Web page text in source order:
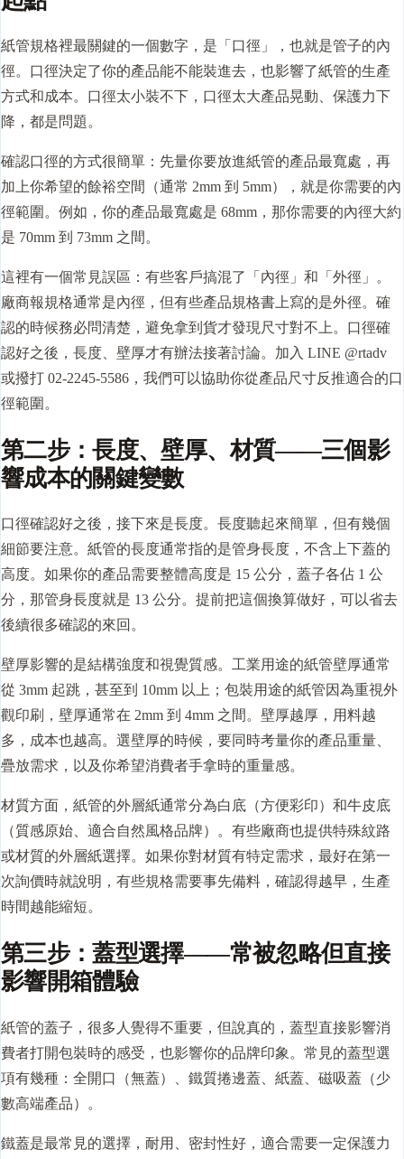
紙管規格裡最關鍵的一個數字，是「口徑」，也就是管子的內
徑。口徑決定了你的產品能不能裝進去，也影響了紙管的生產
方式和成本。口徑太小裝不下，口徑太大產品晃動、保護力下
降，都是問題。
確認口徑的方式很簡單：先量你要放進紙管的產品最寬處，再
加上你希望的餘裕空間（通常 2mm 到 5mm），就是你需要的內
徑範圍。例如，你的產品最寬處是 68mm，那你需要的內徑大約
是 70mm 到 73mm 之間。
這裡有一個常見誤區：有些客戶搞混了「內徑」和「外徑」。
廠商報規格通常是內徑，但有些產品規格書上寫的是外徑。確
認的時候務必問清楚，避免拿到貨才發現尺寸對不上。口徑確
認好之後，長度、壁厚才有辦法接著討論。加入 LINE @rtadv
或撥打 02-2245-5586，我們可以協助你從產品尺寸反推適合的口
徑範圍。
第二步：長度、壁厚、材質——三個影
響成本的關鍵變數
口徑確認好之後，接下來是長度。長度聽起來簡單，但有幾個
細節要注意。紙管的長度通常指的是管身長度，不含上下蓋的
高度。如果你的產品需要整體高度是 15 公分，蓋子各佔 1 公
分，那管身長度就是 13 公分。提前把這個換算做好，可以省去
後續很多確認的來回。
壁厚影響的是結構強度和視覺質感。工業用途的紙管壁厚通常
從 3mm 起跳，甚至到 10mm 以上；包裝用途的紙管因為重視外
觀印刷，壁厚通常在 2mm 到 4mm 之間。壁厚越厚，用料越
多，成本也越高。選壁厚的時候，要同時考量你的產品重量、
疊放需求，以及你希望消費者手拿時的重量感。
材質方面，紙管的外層紙通常分為白底（方便彩印）和牛皮底
（質感原始、適合自然風格品牌）。有些廠商也提供特殊紋路
或材質的外層紙選擇。如果你對材質有特定需求，最好在第一
次詢價時就說明，有些規格需要事先備料，確認得越早，生產
時間越能縮短。
第三步：蓋型選擇——常被忽略但直接
影響開箱體驗
紙管的蓋子，很多人覺得不重要，但說真的，蓋型直接影響消
費者打開包裝時的感受，也影響你的品牌印象。常見的蓋型選
項有幾種：全開口（無蓋）、鐵質捲邊蓋、紙蓋、磁吸蓋（少
數高端產品）。
鐵蓋是最常見的選擇，耐用、密封性好，適合需要一定保護力